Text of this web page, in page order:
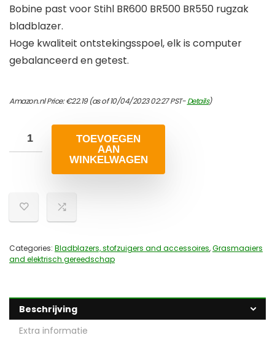
Bobine past voor Stihl BR600 BR500 BR550 rugzak
bladblazer.
Hoge kwaliteit ontstekingsspoel, elk is computer
gebalanceerd en getest.
Amazon.nl Price:€22.19(as of 10/04/2023 02:27 PST-Details)
TOEVOEGEN
AAN
WINKELWAGEN
Categories: Bladblazers, stofzuigers and accessoires,Grasmaaiers
and elektrisch gereedschap
Beschrijving
Extra informatie